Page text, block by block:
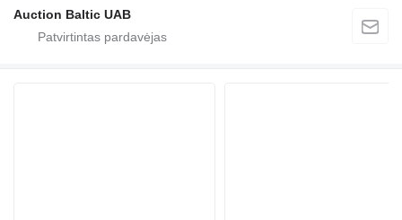
Auction Baltic UAB